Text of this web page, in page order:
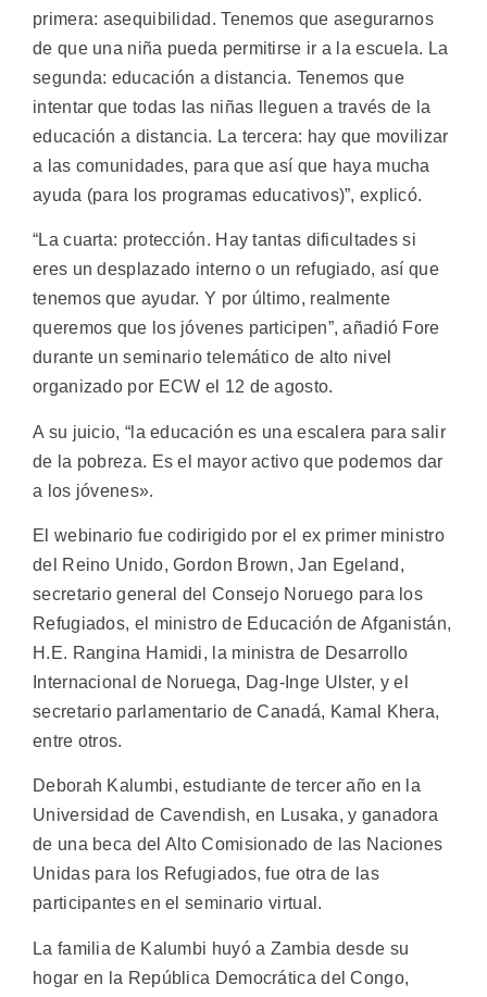
primera: asequibilidad. Tenemos que asegurarnos
de que una niña pueda permitirse ir a la escuela. La
segunda: educación a distancia. Tenemos que
intentar que todas las niñas lleguen a través de la
educación a distancia. La tercera: hay que movilizar
a las comunidades, para que así que haya mucha
ayuda (para los programas educativos)”, explicó.
“La cuarta: protección. Hay tantas dificultades si
eres un desplazado interno o un refugiado, así que
tenemos que ayudar. Y por último, realmente
queremos que los jóvenes participen”, añadió Fore
durante un seminario telemático de alto nivel
organizado por ECW el 12 de agosto.
A su juicio, “la educación es una escalera para salir
de la pobreza. Es el mayor activo que podemos dar
a los jóvenes».
El webinario fue codirigido por el ex primer ministro
del Reino Unido, Gordon Brown, Jan Egeland,
secretario general del Consejo Noruego para los
Refugiados, el ministro de Educación de Afganistán,
H.E. Rangina Hamidi, la ministra de Desarrollo
Internacional de Noruega, Dag-Inge Ulster, y el
secretario parlamentario de Canadá, Kamal Khera,
entre otros.
Deborah Kalumbi, estudiante de tercer año en la
Universidad de Cavendish, en Lusaka, y ganadora
de una beca del Alto Comisionado de las Naciones
Unidas para los Refugiados, fue otra de las
participantes en el seminario virtual.
La familia de Kalumbi huyó a Zambia desde su
hogar en la República Democrática del Congo,